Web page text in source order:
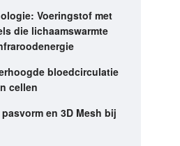
Voeringstof met
die lichaamswarmte
bloedcirculatie
cellen
en 3D Mesh bij